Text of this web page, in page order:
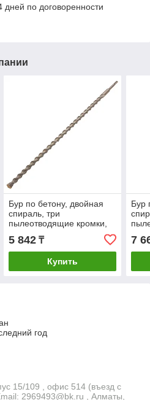
дней по договоренности
Бур по бетону, двойная
спираль, три
пылеотводящие кромки,
18 x 600 мм DENZEL
5 842₸
Купить
Бур
7
год
15/109 , офис 514 (въезд с
2969493@bk.ru , Алматы,